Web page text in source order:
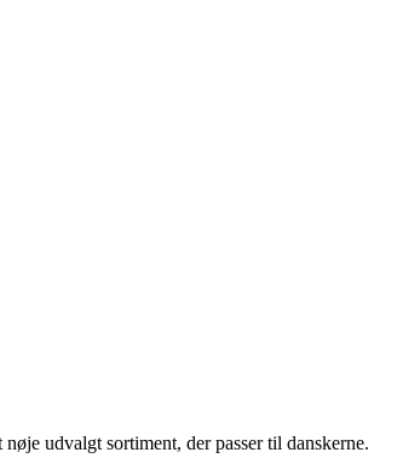
udvalgt sortiment, der passer til danskerne.